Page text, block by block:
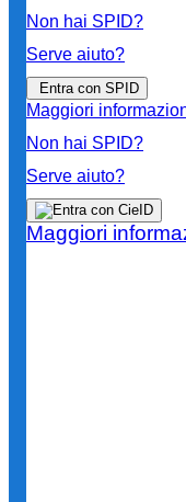
Non hai SPID?
Serve aiuto?
Entra con SPID
Maggiori
Non hai SPID?
Serve aiuto?
Maggiori